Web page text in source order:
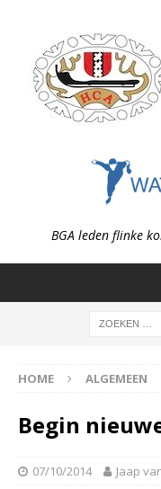
BGA leden flinke
HOME ALGEMEEN
Begin
07/10/2014 Jaap